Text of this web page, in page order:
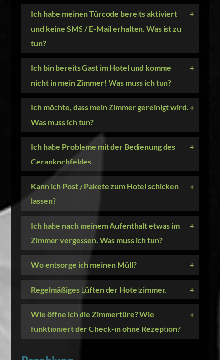
Ich habe meinen Türcode bereits aktiviert
und keine SMS / E-Mail erhalten. Was ist zu
tun?
+
Ich bin bereits Gast im Hotel und komme
nicht in mein Zimmer! Was muss ich tun?
+
Ich möchte, dass mein Zimmer gereinigt wird.
Was muss ich tun?
+
Ich habe Probleme mit der Bedienung des
Cerankochfeldes.
+
Kann ich Post / Pakete zum Hotel schicken
lassen?
+
Ich habe nach meinem Aufenthalt etwas im
Zimmer vergessen. Was muss ich tun?
+
Wo entsorge ich meinen Müll? +
Regelmäßiges Lüften der Hotelzimmer. +
Wie öffne ich die Zimmertüre? Wie
funktioniert der Check-in ohne Rezeption?
+